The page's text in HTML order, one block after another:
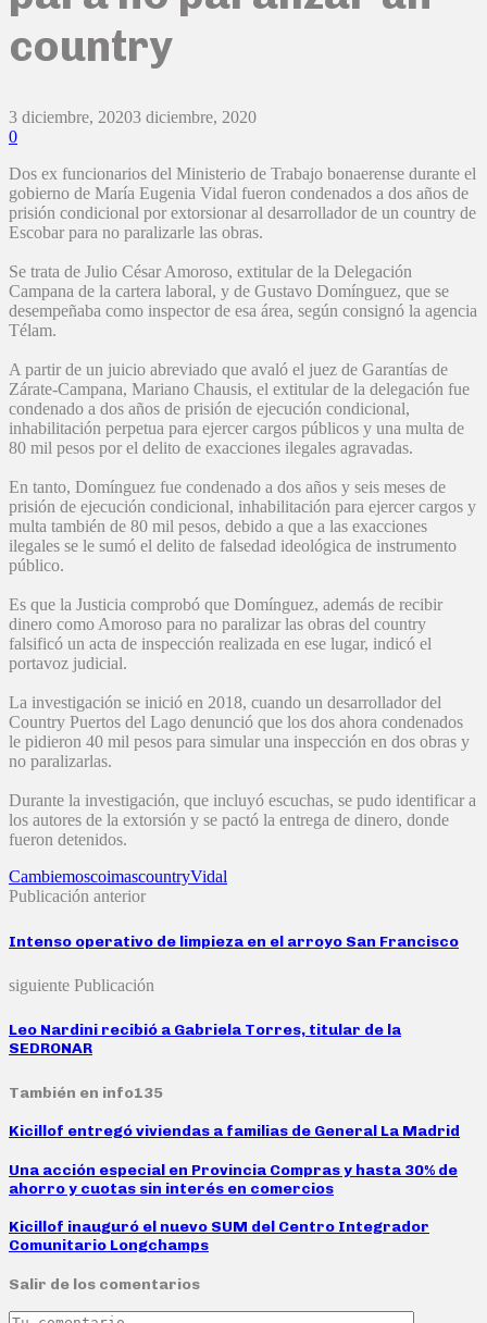
country
3 diciembre, 20203 diciembre, 2020
0
Dos ex funcionarios del Ministerio de Trabajo bonaerense durante el
gobierno de María Eugenia Vidal fueron condenados a dos años de
prisión condicional por extorsionar al desarrollador de un country de
Escobar para no paralizarle las obras.
Se trata de Julio César Amoroso, extitular de la Delegación
Campana de la cartera laboral, y de Gustavo Domínguez, que se
desempeñaba como inspector de esa área, según consignó la agencia
Télam.
A partir de un juicio abreviado que avaló el juez de Garantías de
Zárate-Campana, Mariano Chausis, el extitular de la delegación fue
condenado a dos años de prisión de ejecución condicional,
inhabilitación perpetua para ejercer cargos públicos y una multa de
80 mil pesos por el delito de exacciones ilegales agravadas.
En tanto, Domínguez fue condenado a dos años y seis meses de
prisión de ejecución condicional, inhabilitación para ejercer cargos y
multa también de 80 mil pesos, debido a que a las exacciones
ilegales se le sumó el delito de falsedad ideológica de instrumento
público.
Es que la Justicia comprobó que Domínguez, además de recibir
dinero como Amoroso para no paralizar las obras del country
falsificó un acta de inspección realizada en ese lugar, indicó el
portavoz judicial.
La investigación se inició en 2018, cuando un desarrollador del
Country Puertos del Lago denunció que los dos ahora condenados
le pidieron 40 mil pesos para simular una inspección en dos obras y
no paralizarlas.
Durante la investigación, que incluyó escuchas, se pudo identificar a
los autores de la extorsión y se pactó la entrega de dinero, donde
fueron detenidos.
CambiemoscoimascountryVidal
Publicación anterior
Intenso operativo de limpieza en el arroyo San Francisco
siguiente Publicación
Leo Nardini recibió a Gabriela Torres, titular de la
SEDRONAR
También en info135
Kicillof entregó viviendas a familias de General La Madrid
Una acción especial en Provincia Compras y hasta 30% de
ahorro y cuotas sin interés en comercios
Kicillof inauguró el nuevo SUM del Centro Integrador
Comunitario Longchamps
Salir de los comentarios